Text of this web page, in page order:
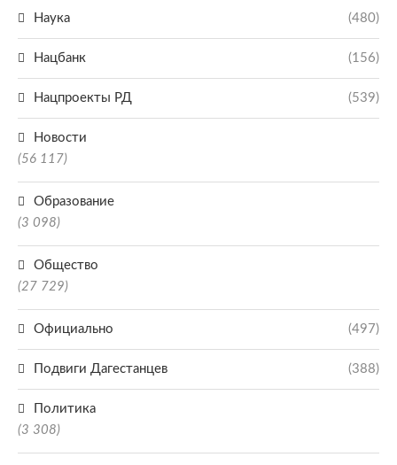
Наука (480)
Нацбанк (156)
Нацпроекты РД (539)
Новости
(56 117)
Образование
(3 098)
Общество
(27 729)
Официально (497)
Подвиги Дагестанцев (388)
Политика
(3 308)